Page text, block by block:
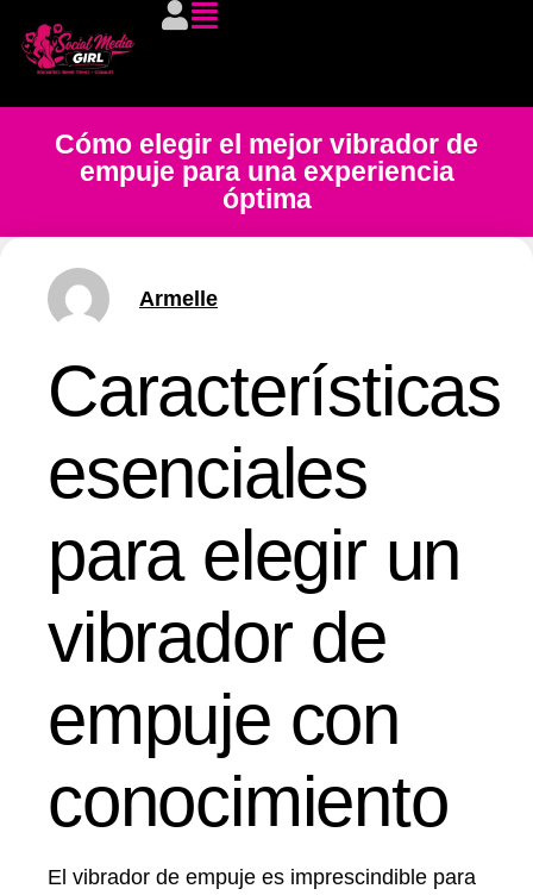
Cómo elegir el mejor vibrador de
empuje para una experiencia
óptima
Armelle
Características
esenciales
para elegir un
vibrador de
empuje con
conocimiento
El vibrador de empuje es imprescindible para